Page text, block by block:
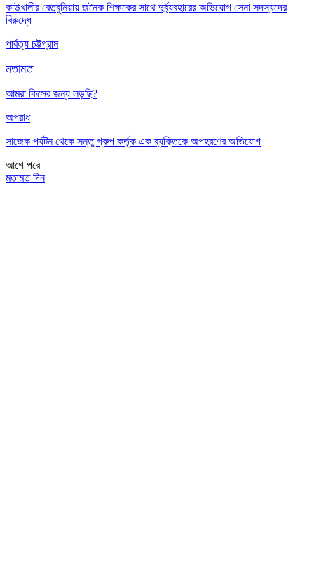
কাউখালীর বেতবুনিয়ায় জনৈক শিক্ষকের সাথে দুর্ব্যবহারের অভিযোগ সেনা সদস্যদের
বিরুদ্ধে
পার্বত্য চট্টগ্রাম
মতামত
আমরা কিসের জন্য লড়ছি?
অপরাধ
সাজেক পর্যটন থেকে সন্তু গ্রুপ কর্তৃক এক ব্যক্তিকে অপহরণের অভিযোগ
আগে পরে
মতামত দিন